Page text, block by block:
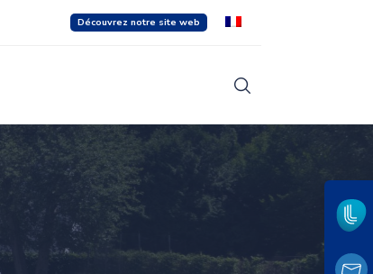
Découvrez notre site web